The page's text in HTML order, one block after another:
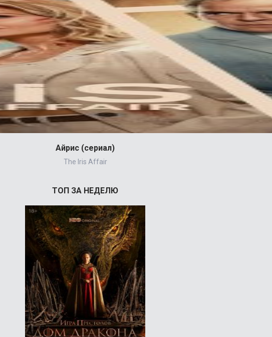
Айрис (сериал)
The Iris Affair
ТОП ЗА НЕДЕЛЮ